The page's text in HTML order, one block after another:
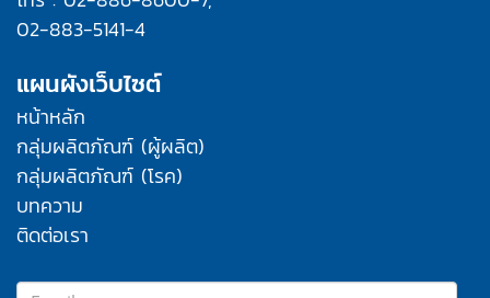
02-883-5141-4
แผนผังเว็บไซต์
หน้าหลัก
กลุ่มผลิตภัณฑ์ (ผู้ผลิต)
กลุ่มผลิตภัณฑ์ (โรค)
บทความ
ติดต่อเรา